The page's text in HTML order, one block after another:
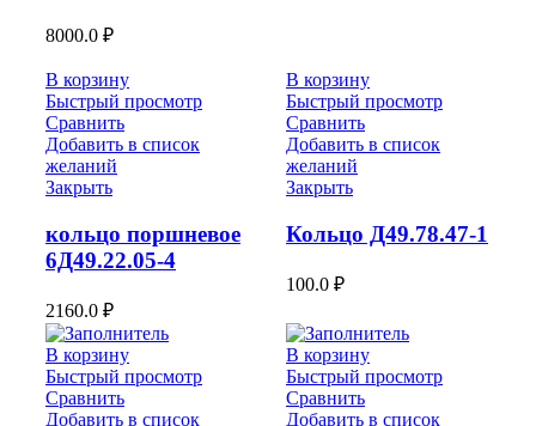
8000.0 ₽
В корзину
Быстрый просмотр
Сравнить
Добавить в список
желаний
Закрыть
кольцо поршневое
6Д49.22.05-4
2160.0 ₽
В корзину
Быстрый просмотр
Сравнить
Добавить в список
желаний
Закрыть
Кольцо Д49.78.47-1
100.0 ₽
В корзину
Быстрый просмотр
Сравнить
Добавить в список
В корзину
Быстрый просмотр
Сравнить
Добавить в список